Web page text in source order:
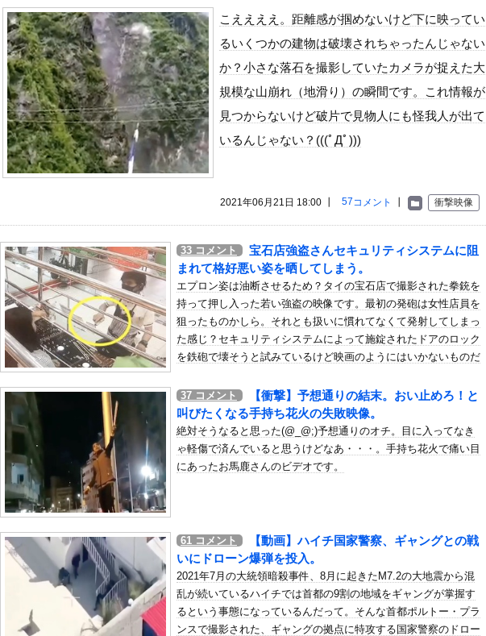
透け透け！！ 安藤萌々アナ
【画像】福岡、こんなのが普通に走ってるｗｗｗｗｗｗｗｗｗｗｗｗｗｗｗｗ
【悲報】女さん、事故（全治4ヶ月半・車は廃車）でぶつけられた相手と付き合ってしまうｗ...
グラドル小森香乃の18歳になりたてピチピチ可愛すぎボディがたまらんち
『君のことが大大大大大好きな100人の彼女』17話感想 須藤育登場！ストイックな野球...
海釣りって何が楽しいの？
【ポロリ悲話】ネットで拡散してるおっぱいポロリ動画、何故か叩かれる・・・
【衝撃】「かわいい虫」ランキング、ついに発表される
FC東京、ポルトガル2部ペナフィエルに期限付き移籍していたMF安斎颯馬の復帰を発表 ...
英BBC：アストンマーチン内部の分析ではホンダPUはメルセデスからラップ1.5秒遅れ...
【流出】 清楚系女子大生、裏でこんなハードコアセ○クスしてたとか嘘だろ…（動画あり）
同僚男性とのお付き合いを断ったら「理屈に合わない主張を振りかざす感情的なヒステリー女...
【命題】『FF6リメイク』を絶対に大ヒットさせるために、付け加えるべき要素
【画像】福岡、こんなのが普通に走ってるｗｗｗｗｗｗｗｗｗｗｗｗｗｗｗｗ
広瀬章人九段、挑決前日に親子ケンカ 「世間も家庭内でも注目度が上がる」
【悲報】東京五輪ウェイトリフティング代表、卵パックを盗んで逮捕ｗｗｗｗｗｗｗ
中国に上陸する台風13号が絶妙なコースを辿っている！と話題に、中国の重要都市の上に長...
【画像】新人バーチャルYoutuberさん、ドエロすぎるｗｗｗ
欧州「日本だけ反則だろ…」 世界の『日本びいき』にヨーロッパ全土から不満の声
高崎春アナ お尻に下着が浮き出てしまうハプニング！！
新着漫画セールまとめ『ジャンケットバンク』110円＆39％OFF！『クレヨンしんちゃ...
偶然のホラー。民泊した部屋の壁に、10年前の自分が写った写真が飾られていた
10代「ローゼンメイデンのアニメなんて知らない」8割
【画像】おまえらくんの机がこの女の子の椅子にされてたらｗｗｗ
【画像】この女優さん、可愛すぎる
こええええ。距離感が掴めないけど下に映ってい
るいくつかの建物は破壊されちゃったんじゃない
か？小さな落石を撮影していたカメラが捉えた大
規模な山崩れ（地滑り）の瞬間です。これ情報が
見つからないけど破片で見物人にも怪我人が出て
いるんじゃない？(((ﾟДﾟ)))
衝撃映像
57コメント
2021年06月21日 18:00 ┃
33 コメント
宝石店強盗さんセキュリティシステムに阻
まれて格好悪い姿を晒してしまう。
エプロン姿は油断させるため？タイの宝石店で撮影された拳銃を
持って押し入った若い強盗の映像です。最初の発砲は女性店員を
狙ったものかしら。それとも扱いに慣れてなくて発射してしまっ
た感じ？セキュリティシステムによって施錠されたドアのロック
を鉄砲で壊そうと試みているけど映画のようにはいかないものだ
37 コメント
【衝撃】予想通りの結末。おい止めろ！と
叫びたくなる手持ち花火の失敗映像。
絶対そうなると思った(@_@;)予想通りのオチ。目に入ってなき
ゃ軽傷で済んでいると思うけどなあ・・・。手持ち花火で痛い目
にあったお馬鹿さんのビデオです。
61 コメント
【動画】ハイチ国家警察、ギャングとの戦
いにドローン爆弾を投入。
2021年7月の大統領暗殺事件、8月に起きたM7.2の大地震から混
乱が続いているハイチでは首都の9割の地域をギャングが掌握す
るという事態になっているんだって。そんな首都ポルトー・プラ
ンスで撮影された、ギャングの拠点に特攻する国家警察のドロー